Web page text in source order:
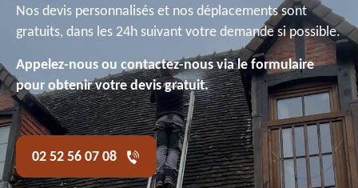
Nos devis personnalisés et nos déplacements sont
gratuits, dans les 24h suivant votre demande si possible.
Appelez-nous ou contactez-nous via le formulaire
pour obtenir votre devis gratuit.
02 52 56 07 08